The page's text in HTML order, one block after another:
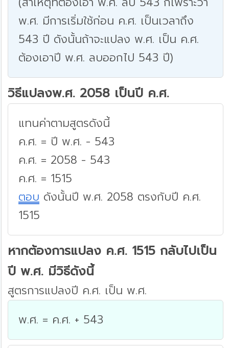
พ.ศ. มีการเริ่มใช้ก่อน ค.ศ. เป็นเวลาถึง
543 ปี ดังนั้นถ้าจะแปลง พ.ศ. เป็น ค.ศ.
ต้องเอาปี พ.ศ. ลบออกไป 543 ปี)
วิธีแปลงพ.ศ. 2058 เป็นปี ค.ศ.
แทนค่าตามสูตรดังนี้
ค.ศ. = ปี พ.ศ. - 543
ค.ศ. = 2058 - 543
ค.ศ. = 1515
ตอบ ดังนั้นปี พ.ศ. 2058 ตรงกับปี ค.ศ.
1515
หากต้องการแปลง ค.ศ. 1515 กลับไปเป็น
ปี พ.ศ. มีวิธีดังนี้
สูตรการแปลงปี ค.ศ. เป็น พ.ศ.
พ.ศ. = ค.ศ. + 543